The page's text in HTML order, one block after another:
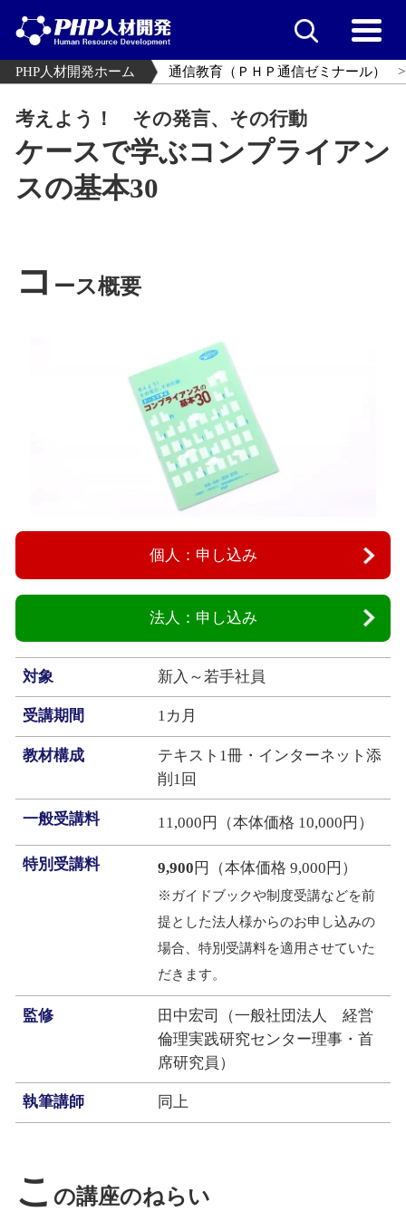
PHP人材開発ホーム 通信教育（ＰＨＰ通信ゼミナール）
考えよう！ その発言、その行動
ケースで学ぶコンプライアン
スの基本30
コ ース概要
個人：申し込み
法人：申し込み
対象 新入～若手社員
受講期間 1カ月
教材構成
テキスト1冊・インターネット添
削1回
一般受講料 11,000円（本体価格 10,000円）
特別受講料 9,900 円（本体価格 9,000円）
※ガイドブックや制度受講などを前
提とした法人様からのお申し込みの
場合、特別受講料を適用させていた
だきます。
監修
田中宏司（一般社団法人 経営
倫理実践研究センター理事・首
席研究員）
執筆講師 同上
こ の講座のねらい